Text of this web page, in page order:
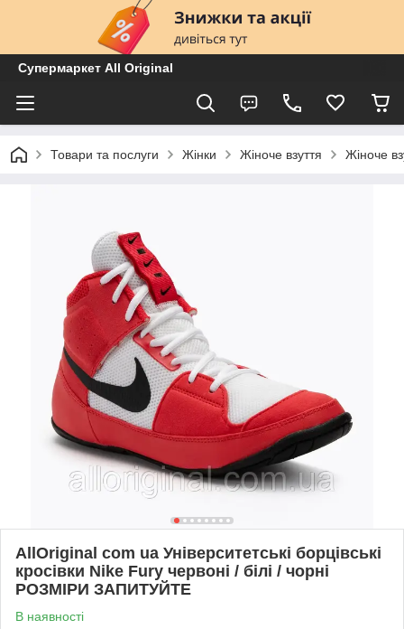
Супермаркет All Original
Товари та послуги Жінки Жіноче взуття Жіноче
AllOriginal com ua Університетські борцівські
кросівки Nike Fury червоні / білі / чорні
РОЗМІРИ ЗАПИТУЙТЕ
В наявності